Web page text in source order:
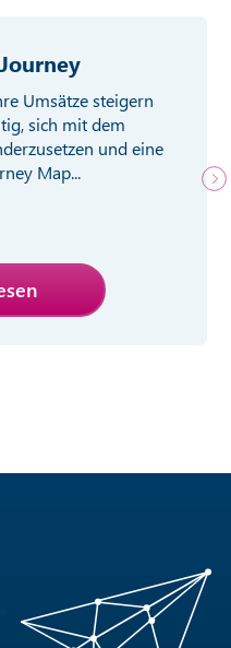
Umsätze steigern
sich mit dem
und eine
Map...